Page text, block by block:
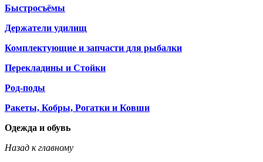
Быстросъёмы
Держатели удилищ
Комплектующие и запчасти для рыбалки
Перекладины и Стойки
Род-поды
Ракеты, Кобры, Рогатки и Ковши
Одежда и обувь
Назад к главному